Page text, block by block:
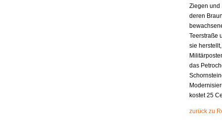
Ziegen und
deren
Teerstraße
sie
das
kostet 25
zurück zu